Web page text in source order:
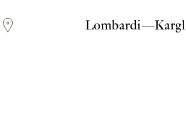
Lombardi—Kargl